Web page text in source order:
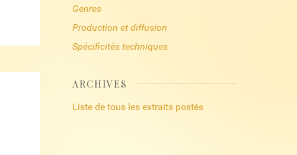
Genres
Production et diffusion
Spécificités techniques
ARCHIVES
Liste de tous les extraits postés